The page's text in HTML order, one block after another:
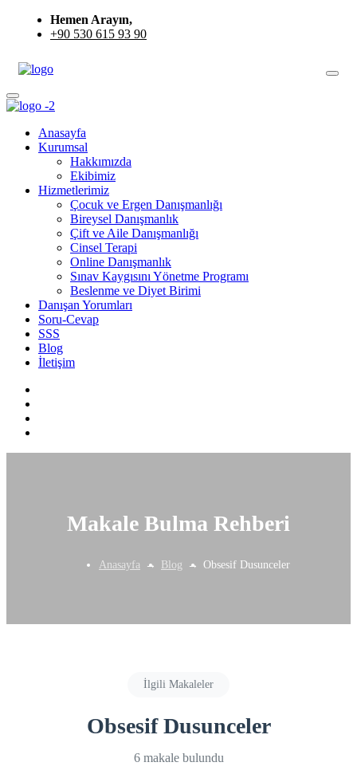
Hemen Arayın,
+90 530 615 93 90
Anasayfa
Kurumsal
Hakkımızda
Ekibimiz
Hizmetlerimiz
Çocuk ve Ergen Danışmanlığı
Bireysel Danışmanlık
Çift ve Aile Danışmanlığı
Cinsel Terapi
Online Danışmanlık
Sınav Kaygısını Yönetme Programı
Beslenme ve Diyet Birimi
Danışan Yorumları
Soru-Cevap
SSS
Blog
İletişim
Makale Bulma Rehberi
Anasayfa Blog Obsesif Dusunceler
İlgili Makaleler
Obsesif Dusunceler
6 makale bulundu